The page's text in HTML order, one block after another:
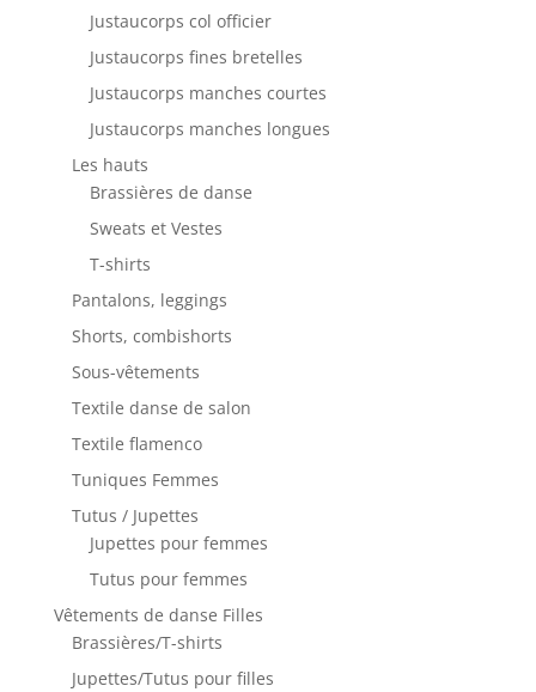
Justaucorps col officier
Justaucorps fines bretelles
Justaucorps manches courtes
Justaucorps manches longues
Les hauts
Brassières de danse
Sweats et Vestes
T-shirts
Pantalons, leggings
Shorts, combishorts
Sous-vêtements
Textile danse de salon
Textile flamenco
Tuniques Femmes
Tutus / Jupettes
Jupettes pour femmes
Tutus pour femmes
Vêtements de danse Filles
Brassières/T-shirts
Jupettes/Tutus pour filles